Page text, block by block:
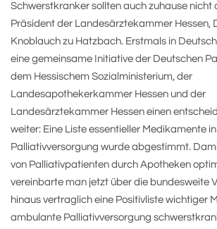
Schwerstkranker sollten auch zuhause nicht
Präsident der Landesärztekammer Hessen,
Knoblauch zu Hatzbach. Erstmals in
eine gemeinsame Initiative der Deutschen
dem Hessischem Sozialministerium, der
Landesapothekerkammer Hessen und der
Landesärztekammer Hessen einen
weiter: Eine Liste essentieller Medikamente
Palliativversorgung wurde abgestimmt.
von Palliativpatienten durch Apotheken
vereinbarte man jetzt über die bundesweite
hinaus vertraglich eine Positivliste wichtiger
ambulante Palliativversorgung